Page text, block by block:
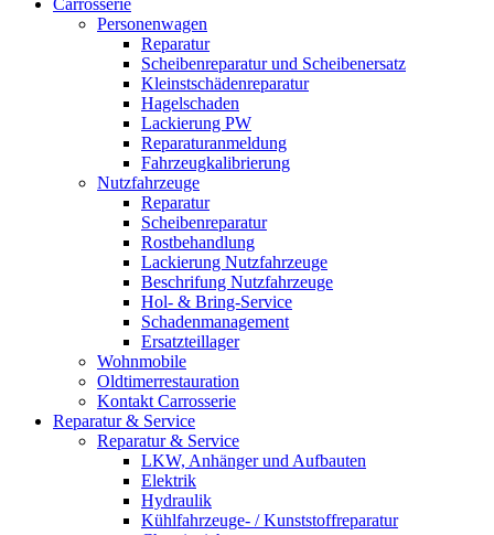
Carrosserie
Personenwagen
Reparatur
Scheibenreparatur und Scheibenersatz
Kleinstschädenreparatur
Hagelschaden
Lackierung PW
Reparaturanmeldung
Fahrzeugkalibrierung
Nutzfahrzeuge
Reparatur
Scheibenreparatur
Rostbehandlung
Lackierung Nutzfahrzeuge
Beschrifung Nutzfahrzeuge
Hol- & Bring-Service
Schadenmanagement
Ersatzteillager
Wohnmobile
Oldtimerrestauration
Kontakt Carrosserie
Reparatur & Service
Reparatur & Service
LKW, Anhänger und Aufbauten
Elektrik
Hydraulik
Kühlfahrzeuge- / Kunststoffreparatur